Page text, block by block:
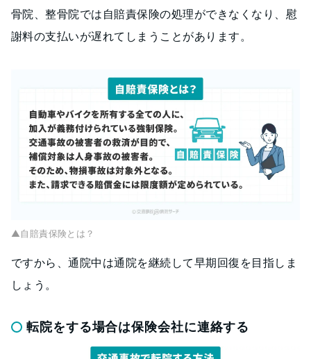
骨院、整骨院では自賠責保険の処理ができなくなり、慰
謝料の支払いが遅れてしまうことがあります。
▲自賠責保険とは？
ですから、通院中は通院を継続して早期回復を目指しま
しょう。
転院をする場合は保険会社に連絡する